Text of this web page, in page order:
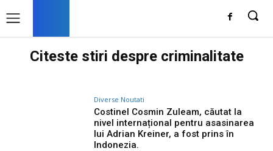
Citeste stiri despre criminalitate
Diverse Noutati
Costinel Cosmin Zuleam, căutat la
nivel internațional pentru asasinarea
lui Adrian Kreiner, a fost prins în
Indonezia.